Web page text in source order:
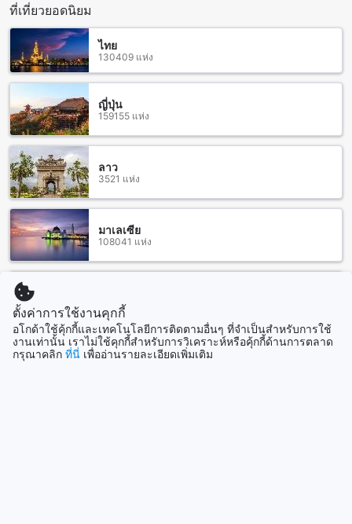
ป่าเขา น้ำตก และริมน้ำที่สวยงาม นอกจากนี้ยังมีวัดสวย ๆ และ
หลากหลายและน่าสนใจอย่างมาก
วิธีการเดินทางจากสนามบินเชียงใหม่สู่บ้านปงลอดจ์
สำหรับนักท่องเที่ยวที่กำลังมองหาปลายทางที่เงียบสงบและเพื่อน
บ้านอบอุ่นในเชียงใหม่ บ้านปงลอดจ์เป็นที่พักที่เหมาะสำหรับคุณ
บ้านปงลอดจ์ตั้งอยู่ในแม่ออน อำเภอเมืองเชียงใหม่ และเป็นที่พักที่
ตั้งอยู่ใกล้กับสนามบินเชียงใหม่ ทำให้การเดินทางมาถึงที่พักนี้เป็น
เรื่องง่ายและสะดวกสบาย
หากคุณเดินทางโดยรถยนต์หรือแท็กซี่จากสนามบินเชียงใหม่ ให้
ขับตามถนนสาย 108 จากนั้นเมื่อคุณเข้าสู่เขตเมืองเชียงใหม่ให้
เลี้ยวขวาเข้าสู่ถนนสาย 121 ต่อมา ที่จุดที่มีสัญญาณไฟจราจรและ
ป้ายบอกทาง ให้เลี้ยวซ้ายเข้าสู่ถนนสาย 1009 และตรงไปตาม
ถนนนี้จนกว่าคุณจะเห็นป้ายบอกทางไปยังบ้านปงลอดจ์ ต่อมาเมื่อ
คุณเห็นป้ายบอกทาง ให้เลี้ยวขวาเข้าสู่ซอยบ้านปงลอดจ์ และตาม
ซอยนี้จนกว่าคุณจะเห็นที่พักของคุณ
นอกจากนี้ คุณยังสามารถเดินทางโดยรถประจำทางจากสนามบิน
เชียงใหม่ไปยังเมืองเชียงใหม่ และจากนั้นเปลี่ยนรถเพื่อไปยังบ้าน
ปงลอดจ์ รถประจำทางจะมีจุดหยุดที่สถานีขนส่งแม่ออน คุณ
สามารถนั่งรถประจำทางจากสถานีขนส่งแม่ออนไปยังบ้านปงลอด
จ์ได้อย่างสะดวกสบาย
ที่เที่ยวยอดนิยม
ไทย
130409 แห่ง
ญี่ปุ่น
159155 แห่ง
ลาว
3521 แห่ง
มาเลเซีย
108041 แห่ง
1501 แห่ง
แสดงเพิ่ม
ตั้งค่าการใช้งานคุกกี้
อโกด้าใช้คุ้กกี้และเทคโนโลยีการติดตามอื่นๆ ที่จำเป็นสำหรับการใช้
งานเท่านั้น เราไม่ใช้คุกกี้สำหรับการวิเคราะห์หรือคุ้กกี้ด้านการตลาด
กรุณาคลิก ที่นี่ เพื่ออ่านรายละเอียดเพิ่มเติม